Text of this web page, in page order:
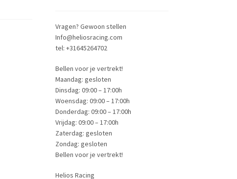
Vragen? Gewoon stellen
Info@heliosracing.com
tel: +31645264702
Bellen voor je vertrekt!
Maandag: gesloten
Dinsdag: 09:00 – 17:00h
Woensdag: 09:00 – 17:00h
Donderdag: 09:00 – 17:00h
Vrijdag: 09:00 – 17:00h
Zaterdag: gesloten
Zondag: gesloten
Bellen voor je vertrekt!
Helios Racing